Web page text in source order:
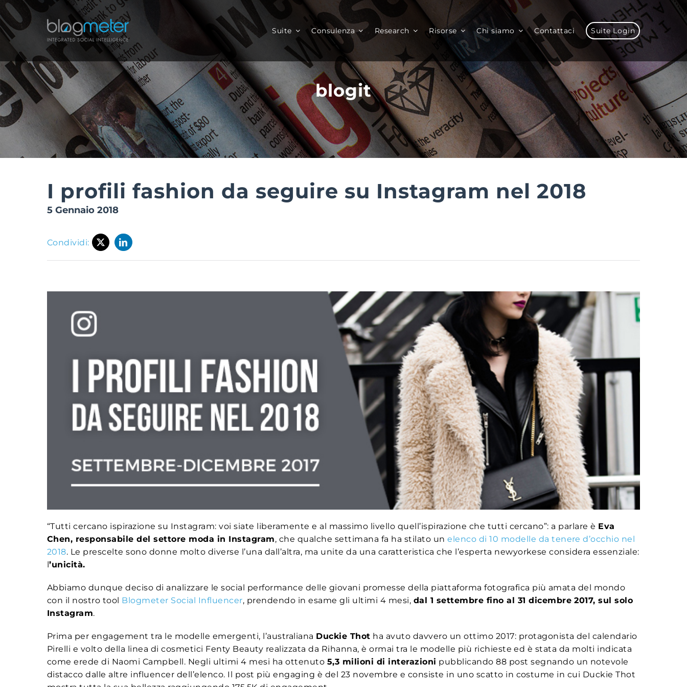
Salta
al
contenuto
Suite Consulenza Research Risorse Chi siamo Contattaci Suite Login
blogit
I profili fashion da seguire su Instagram nel 2018
5 Gennaio 2018
Condividi:
“Tutti cercano ispirazione su Instagram: voi siate liberamente e al massimo livello quell’ispirazione che tutti cercano”: a parlare è Eva
Chen, responsabile del settore moda in Instagram, che qualche settimana fa ha stilato unelenco di 10 modelle da tenere d’occhio nel
2018. Le prescelte sono donne molto diverse l’una dall’altra, ma unite da una caratteristica che l’esperta newyorkese considera essenziale:
l’unicità.
Abbiamo dunque deciso di analizzare le social performance delle giovani promesse della piattaforma fotografica più amata del mondo
con il nostro tool Blogmeter Social Influencer, prendendo in esame gli ultimi 4 mesi, dal 1 settembre fino al 31 dicembre 2017, sul solo
Instagram.
Prima per engagement tra le modelle emergenti, l’australiana Duckie Thot ha avuto davvero un ottimo 2017: protagonista del calendario
Pirelli e volto della linea di cosmetici Fenty Beauty realizzata da Rihanna, è ormai tra le modelle più richieste ed è stata da molti indicata
come erede di Naomi Campbell. Negli ultimi 4 mesi ha ottenuto 5,3 milioni di interazioni pubblicando 88 post segnando un notevole
distacco dalle altre influencer dell’elenco. Il post più engaging è del 23 novembre e consiste in uno scatto in costume in cui Duckie Thot